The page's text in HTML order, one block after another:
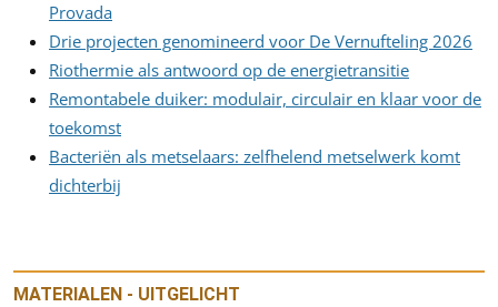
Provada
Drie projecten genomineerd voor De Vernufteling 2026
Riothermie als antwoord op de energietransitie
Remontabele duiker: modulair, circulair en klaar voor de
toekomst
Bacteriën als metselaars: zelfhelend metselwerk komt
dichterbij
MATERIALEN - UITGELICHT